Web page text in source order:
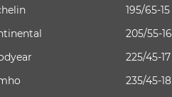
195/65-15
205/55-16
225/45-17
235/45-18